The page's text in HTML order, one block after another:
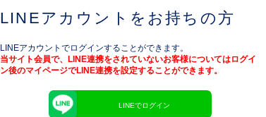
LINEアカウントをお持ちの方
LINEアカウントでログインすることができます。
当サイト会員で、LINE連携をされていないお客様についてはログイ
ン後のマイページでLINE連携を設定することができます。
LINEでログイン